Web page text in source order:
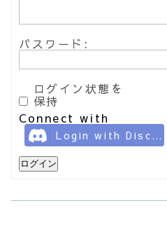
パスワード:
ログイン状態を
保持
Connect with
Login with Discord
ログイン